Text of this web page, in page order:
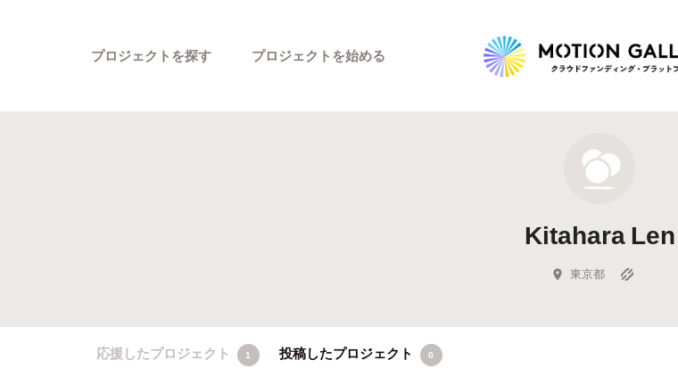
プロジェクトを探す
新着プロジェクト
Feature
キュレーターから探す
プロジェクトを始める
Kitahara Len
東京都
応援したプロジェクト 1 投稿したプロジェクト 0